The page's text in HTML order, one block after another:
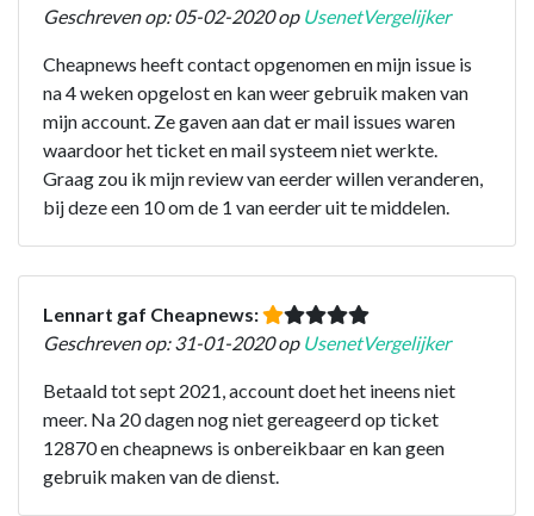
Geschreven op: 05-02-2020 op UsenetVergelijker
Cheapnews heeft contact opgenomen en mijn issue is
na 4 weken opgelost en kan weer gebruik maken van
mijn account. Ze gaven aan dat er mail issues waren
waardoor het ticket en mail systeem niet werkte.
Graag zou ik mijn review van eerder willen veranderen,
bij deze een 10 om de 1 van eerder uit te middelen.
Lennart gaf Cheapnews:
Geschreven op: 31-01-2020 op UsenetVergelijker
Betaald tot sept 2021, account doet het ineens niet
meer. Na 20 dagen nog niet gereageerd op ticket
12870 en cheapnews is onbereikbaar en kan geen
gebruik maken van de dienst.